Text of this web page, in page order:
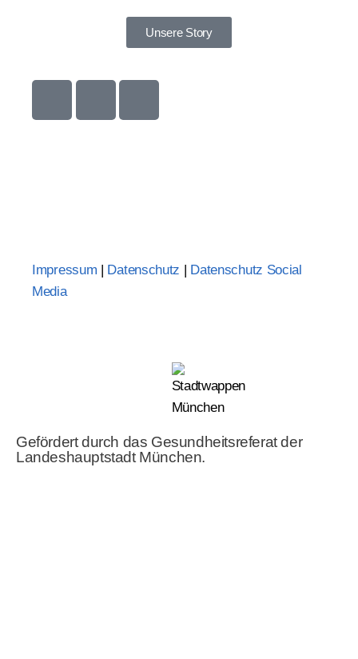
Unsere Story
Impressum Datenschutz
Datenschutz Social
Media
Gefördert durch das Gesundheitsreferat der
Landeshauptstadt München.